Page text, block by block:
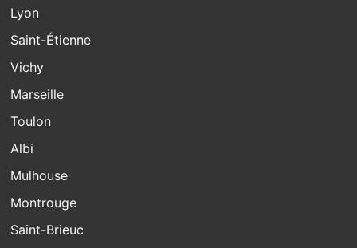
Lyon
Saint-Étienne
Vichy
Marseille
Toulon
Albi
Mulhouse
Montrouge
Saint-Brieuc